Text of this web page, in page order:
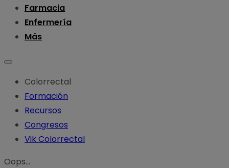
Farmacia
Enfermería
Más
Colorrectal
Formación
Recursos
Congresos
Vik Colorrectal
Oops...